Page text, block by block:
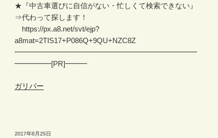
★『中古車選びに自信がない・忙しくて検索できない』
⇒代わって探します！
https://px.a8.net/svt/ejp?
a8mat=2TIS17+P086Q+9QU+NZC8Z
━━━━━━━━━━━━━━━━━━━━━━━━━
━━━━━[PR]━━━
ガリバー
投
2017年8月25日